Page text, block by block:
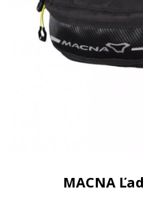
MACNA